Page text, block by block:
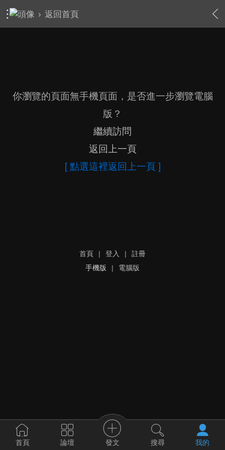
› 返回首頁
你瀏覽的頁面無手機頁面，是否進一步瀏覽電腦
版？
繼續訪問
返回上一頁
[ 點選這裡返回上一頁 ]
首頁 | 登入 |
註冊
手機版
| 電腦版
首頁 論壇 發文 搜尋 我的